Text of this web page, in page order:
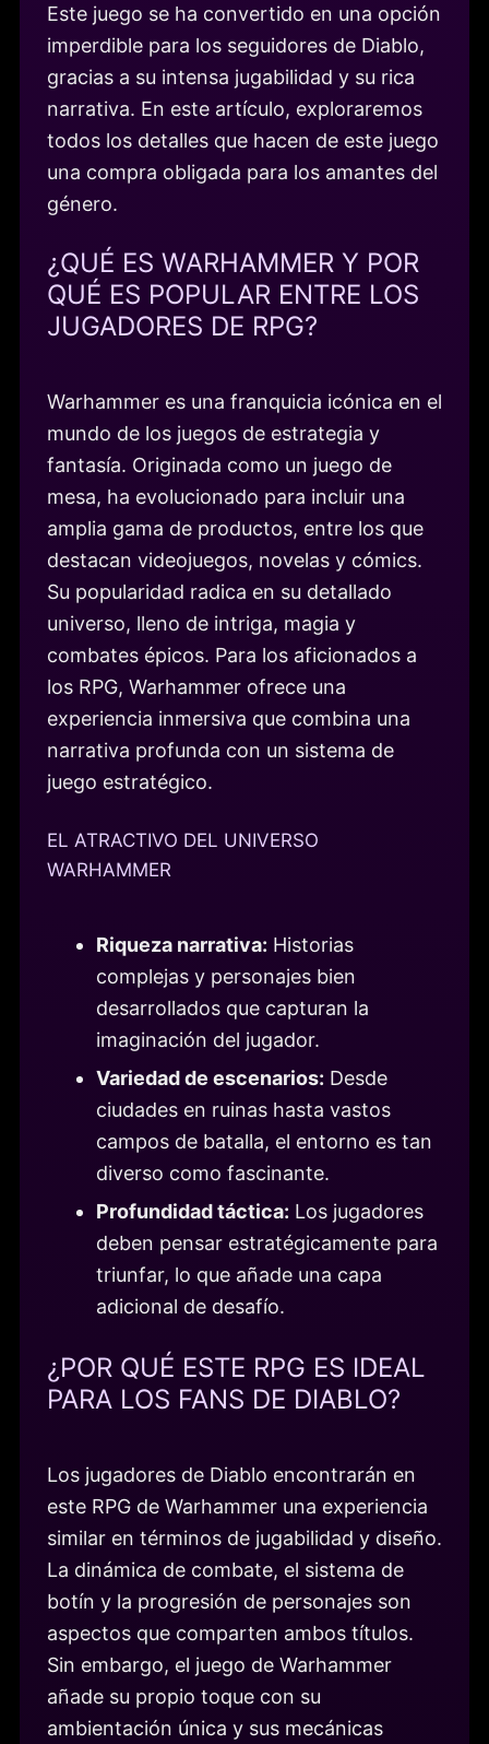
Este juego se ha convertido en una opción
imperdible para los seguidores de Diablo,
gracias a su intensa jugabilidad y su rica
narrativa. En este artículo, exploraremos
todos los detalles que hacen de este juego
una compra obligada para los amantes del
género.
¿QUÉ ES WARHAMMER Y POR
QUÉ ES POPULAR ENTRE LOS
JUGADORES DE RPG?
Warhammer es una franquicia icónica en el
mundo de los juegos de estrategia y
fantasía. Originada como un juego de
mesa, ha evolucionado para incluir una
amplia gama de productos, entre los que
destacan videojuegos, novelas y cómics.
Su popularidad radica en su detallado
universo, lleno de intriga, magia y
combates épicos. Para los aficionados a
los RPG, Warhammer ofrece una
experiencia inmersiva que combina una
narrativa profunda con un sistema de
juego estratégico.
EL ATRACTIVO DEL UNIVERSO
WARHAMMER
Riqueza narrativa: Historias
complejas y personajes bien
desarrollados que capturan la
imaginación del jugador.
Variedad de escenarios: Desde
ciudades en ruinas hasta vastos
campos de batalla, el entorno es tan
diverso como fascinante.
Profundidad táctica: Los jugadores
deben pensar estratégicamente para
triunfar, lo que añade una capa
adicional de desafío.
¿POR QUÉ ESTE RPG ES IDEAL
PARA LOS FANS DE DIABLO?
Los jugadores de Diablo encontrarán en
este RPG de Warhammer una experiencia
similar en términos de jugabilidad y diseño.
La dinámica de combate, el sistema de
botín y la progresión de personajes son
aspectos que comparten ambos títulos.
Sin embargo, el juego de Warhammer
añade su propio toque con su
ambientación única y sus mecánicas